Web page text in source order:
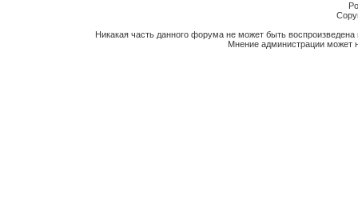
Никакая часть данного форума не может быть
Мнение администрации может